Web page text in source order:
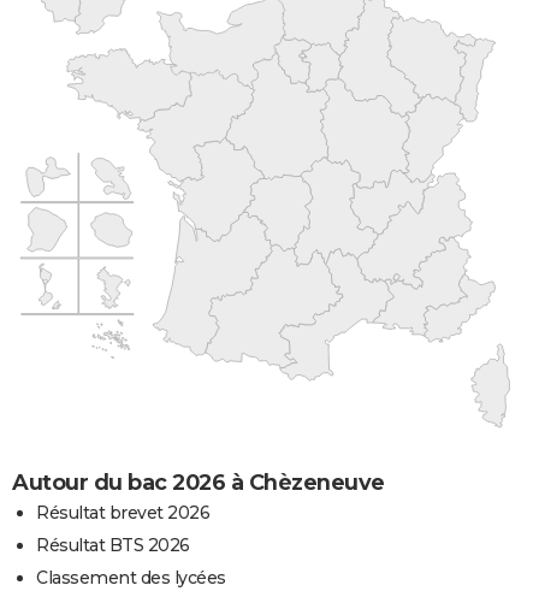
Autour du bac 2026 à Chèzeneuve
Résultat brevet 2026
Résultat BTS 2026
Classement des lycées